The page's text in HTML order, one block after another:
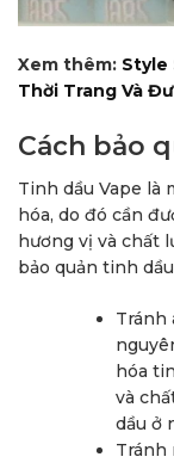
Xem thêm: Style
Thời Trang Và
Cách bảo
Tinh dầu Vape là
hóa, do đó cần
hương vị và chất
bảo quản tinh
Tránh
hóa
và
dầu ở
Tránh